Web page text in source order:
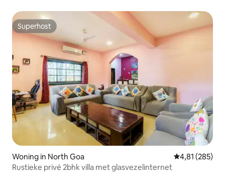
Superhost
Superhost
Woning in North Goa Gemiddelde
4,81 (285)
Rustieke privé 2bhk villa met glasvezelinternet